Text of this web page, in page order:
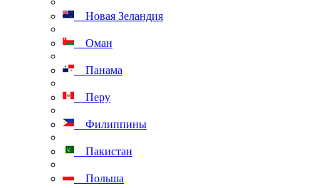
Новая Зеландия
Оман
Панама
Перу
Филиппины
Пакистан
Польша